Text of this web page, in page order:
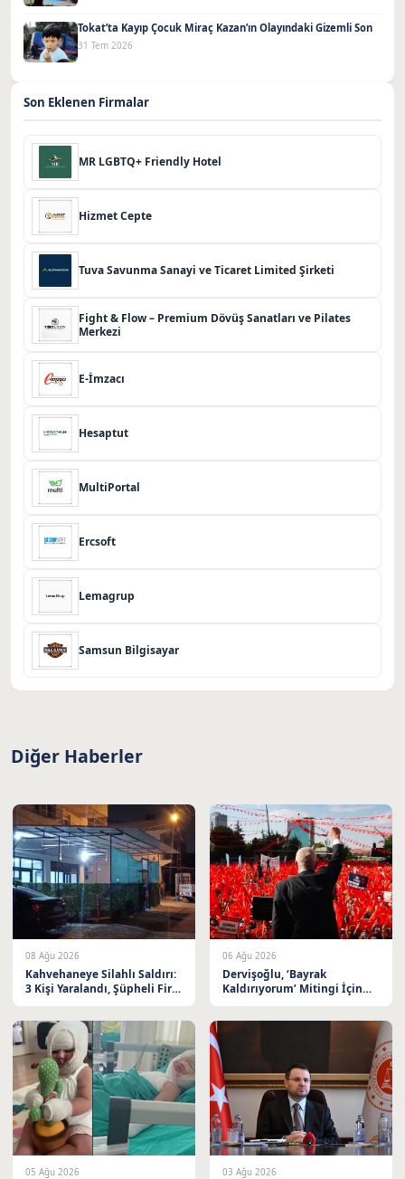
Tokat’ta Kayıp Çocuk Miraç Kazan’ın Olayındaki Gizemli Son
31 Tem 2026
Son Eklenen Firmalar
MR LGBTQ+ Friendly Hotel
Hizmet Cepte
Tuva Savunma Sanayi ve Ticaret Limited Şirketi
Fight & Flow – Premium Dövüş Sanatları ve Pilates
Merkezi
E-İmzacı
Hesaptut
MultiPortal
Ercsoft
Lemagrup
Samsun Bilgisayar
Diğer Haberler
08 Ağu 2026
Kahvehaneye Silahlı Saldırı:
3 Kişi Yaralandı, Şüpheli Firar
06 Ağu 2026
Dervişoğlu, ‘Bayrak
Kaldırıyorum’ Mitingi İçin
05 Ağu 2026 03 Ağu 2026